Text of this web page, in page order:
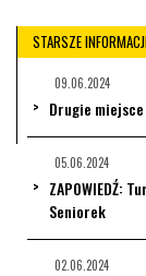
STARSZE
09.06.2024
Drugie
05.06.2024
ZAPOWIEDŹ:
Seniorek
02.06.2024